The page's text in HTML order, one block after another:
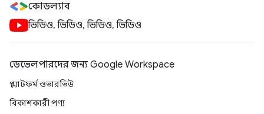
কোডল্যাব
ভিডিও, ভিডিও, ভিডিও, ভিডিও
ডেভেলপারদের জন্য Google Workspace
প্ল্যাটফর্ম ওভারভিউ
বিকাশকারী পণ্য